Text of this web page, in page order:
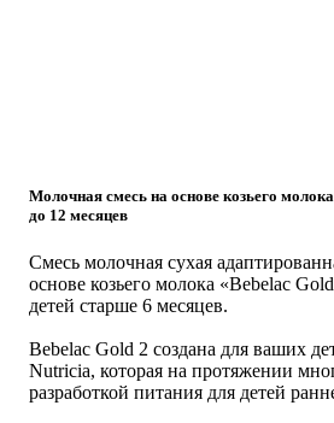
Молочная смесь на основе козьего
до 12 месяцев
Смесь молочная сухая
основе козьего молока «Bebelac
детей старше 6 месяцев.
Bebelac Gold 2 создана для ваших
Nutricia, которая на протяжении
разработкой питания для детей